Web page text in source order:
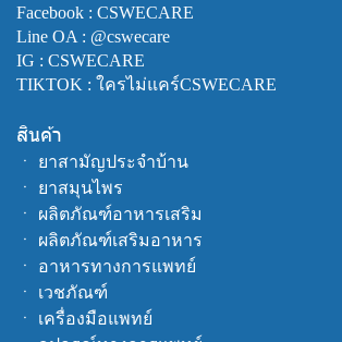
Facebook : CSWECARE
Line OA : @cswecare
IG : CSWECARE
TIKTOK : ใครไม่แคร์CSWECARE
สินค้า
ㆍ ยาสามัญประจำบ้าน
ㆍ ยาสมุนไพร
ㆍ ผลิตภัณฑ์อาหารเสริม
ㆍ ผลิตภัณฑ์เสริมอาหาร
ㆍ อาหารทางการแพทย์
ㆍ เวชภัณฑ์
ㆍ เครื่องมือแพทย์